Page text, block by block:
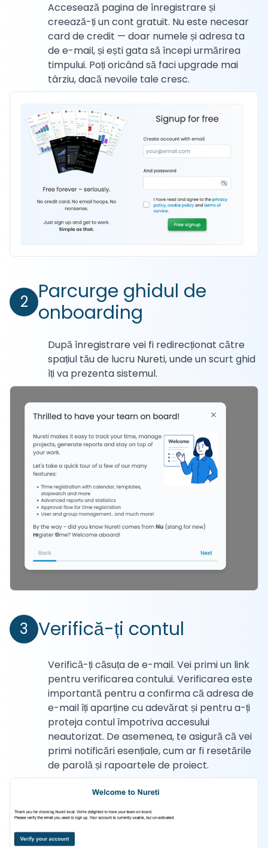
Accesează pagina de înregistrare și
creează-ți un cont gratuit. Nu este necesar
card de credit — doar numele și adresa ta
de e-mail, și ești gata să începi urmărirea
timpului. Poți oricând să faci upgrade mai
târziu, dacă nevoile tale cresc.
2
Parcurge ghidul de
onboarding
După înregistrare vei fi redirecționat către
spațiul tău de lucru Nureti, unde un scurt ghid
îți va prezenta sistemul.
3 Verifică-ți contul
Verifică-ți căsuța de e-mail. Vei primi un link
pentru verificarea contului. Verificarea este
importantă pentru a confirma că adresa de
e-mail îți aparține cu adevărat și pentru a-ți
proteja contul împotriva accesului
neautorizat. De asemenea, te asigură că vei
primi notificări esențiale, cum ar fi resetările
de parolă și rapoartele de proiect.